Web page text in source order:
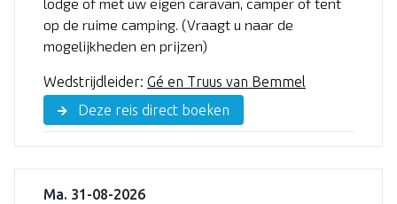
op de ruime camping. (Vraagt u naar de
mogelijkheden en prijzen)
Wedstrijdleider: Gé en Truus van Bemmel
Deze reis direct boeken
Ma. 31-08-2026